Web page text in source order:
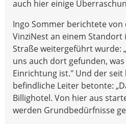
auch hier einige
Ingo Sommer berichtete von
VinziNest an einem
Straße weitergeführt wurde:
uns auch dort gefunden,
Einrichtung ist." Und der
befindliche Leiter betonte:
Billighotel. Von hier aus
werden Grundbedürfnisse